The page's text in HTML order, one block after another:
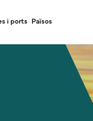
i ports Països